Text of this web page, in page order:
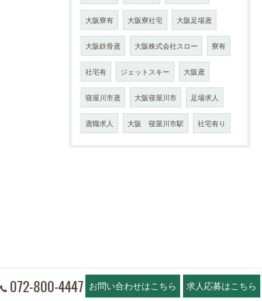
大阪寮有 大阪寮社宅 大阪足場鳶
大阪鉄骨鳶 大阪株式会社スロー 寮有
社宅有 ジェットスキー 大阪鳶
寝屋川市鳶 大阪寝屋川市 足場求人
鳶職求人 大阪 寝屋川市駅 社宅有り
072-800-4447 お問い合わせはこちら 求人応募はこちら